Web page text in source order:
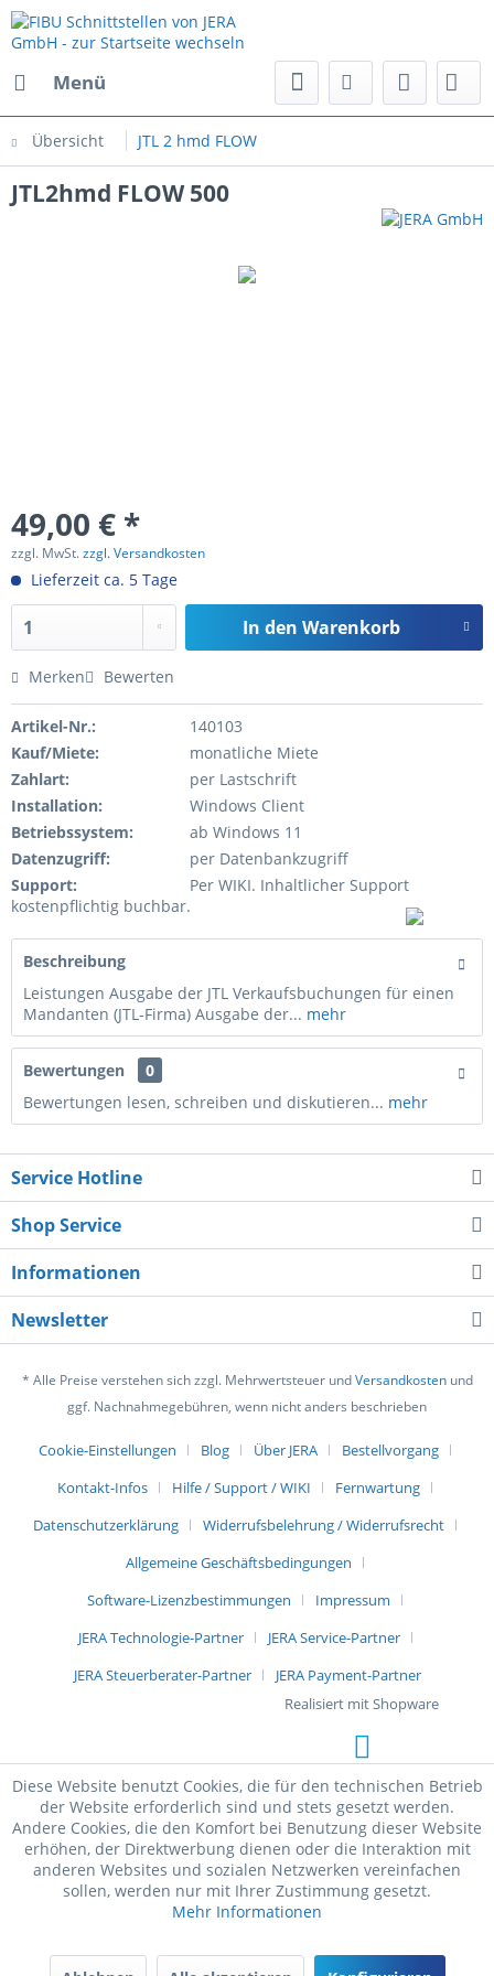
Menü
Übersicht JTL 2 hmd FLOW
JTL2hmd FLOW 500
49,00 € *
zzgl. MwSt.zzgl. Versandkosten
Lieferzeit ca. 5 Tage
In den Warenkorb
Merken Bewerten
Artikel-Nr.:
140103
Kauf/Miete:
monatliche Miete
Zahlart:
per Lastschrift
Installation:
Windows Client
Betriebssystem:
ab Windows 11
Datenzugriff:
per Datenbankzugriff
Support:
Per WIKI. Inhaltlicher Support
kostenpflichtig buchbar.
Beschreibung
Leistungen Ausgabe der JTL Verkaufsbuchungen für einen
Mandanten (JTL-Firma) Ausgabe der... mehr
Bewertungen
0
Bewertungen lesen, schreiben und diskutieren... mehr
Service Hotline
Shop Service
Informationen
Newsletter
* Alle Preise verstehen sich zzgl. Mehrwertsteuer undVersandkostenund
ggf. Nachnahmegebühren, wenn nicht anders beschrieben
Cookie-Einstellungen Blog Über JERA
Bestellvorgang
Kontakt-Infos
Hilfe / Support / WIKI
Fernwartung
Datenschutzerklärung
Widerrufsbelehrung / Widerrufsrecht
Allgemeine Geschäftsbedingungen
Software-Lizenzbestimmungen
Impressum
JERA Technologie-Partner
JERA Service-Partner
JERA Steuerberater-Partner
JERA Payment-Partner
Realisiert mit Shopware
Diese Website benutzt Cookies, die für den technischen Betrieb
der Website erforderlich sind und stets gesetzt werden.
Andere Cookies, die den Komfort bei Benutzung dieser Website
erhöhen, der Direktwerbung dienen oder die Interaktion mit
anderen Websites und sozialen Netzwerken vereinfachen
sollen, werden nur mit Ihrer Zustimmung gesetzt.
Mehr Informationen